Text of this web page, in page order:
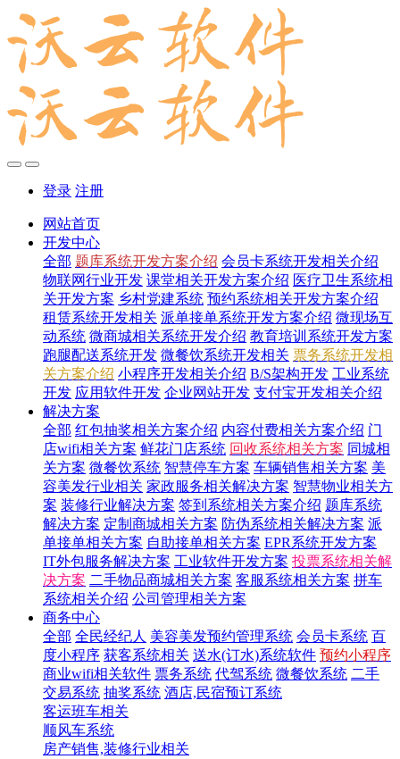
登录 注册
网站首页
开发中心
全部 题库系统开发方案介绍 会员卡系统开发相关介绍
物联网行业开发 课堂相关开发方案介绍 医疗卫生系统相
关开发方案 乡村党建系统 预约系统相关开发方案介绍
租赁系统开发相关 派单接单系统开发方案介绍 微现场互
动系统 微商城相关系统开发介绍 教育培训系统开发方案
跑腿配送系统开发 微餐饮系统开发相关 票务系统开发相
关方案介绍 小程序开发相关介绍 B/S架构开发 工业系统
开发 应用软件开发 企业网站开发 支付宝开发相关介绍
解决方案
全部 红包抽奖相关方案介绍 内容付费相关方案介绍 门
店wifi相关方案 鲜花门店系统 回收系统相关方案 同城相
关方案 微餐饮系统 智慧停车方案 车辆销售相关方案 美
容美发行业相关 家政服务相关解决方案 智慧物业相关方
案 装修行业解决方案 签到系统相关方案介绍 题库系统
解决方案 定制商城相关方案 防伪系统相关解决方案 派
单接单相关方案 自助接单相关方案 EPR系统开发方案
IT外包服务解决方案 工业软件开发方案 投票系统相关解
决方案 二手物品商城相关方案 客服系统相关方案 拼车
系统相关介绍 公司管理相关方案
商务中心
全部 全民经纪人 美容美发预约管理系统 会员卡系统 百
度小程序 获客系统相关 送水(订水)系统软件 预约小程序
商业wifi相关软件 票务系统 代驾系统 微餐饮系统 二手
交易系统 抽奖系统 酒店,民宿预订系统
客运班车相关
顺风车系统
房产销售,装修行业相关